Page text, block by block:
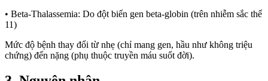
• Beta-Thalassemia: Do đột biến gen beta-globin (trên nhiễm sắc thể
11)
Mức độ bệnh thay đổi từ nhẹ (chỉ mang gen, hầu như không triệu
chứng) đến nặng (phụ thuộc truyền máu suốt đời).